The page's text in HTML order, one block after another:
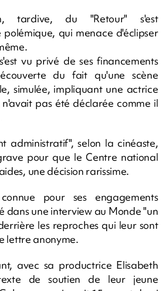
tardive, du "Retour" s'est
qui menace d'éclipser
vu privé de ses financements
du fait qu'une scène
simulée, impliquant une actrice
pas été déclarée comme il
administratif", selon la cinéaste,
pour que le Centre national
une décision rarissime.
pour ses engagements
dans une interview au Monde "un
les reproches qui leur sont
lettre anonyme.
avec sa productrice Elisabeth
de soutien de leur jeune